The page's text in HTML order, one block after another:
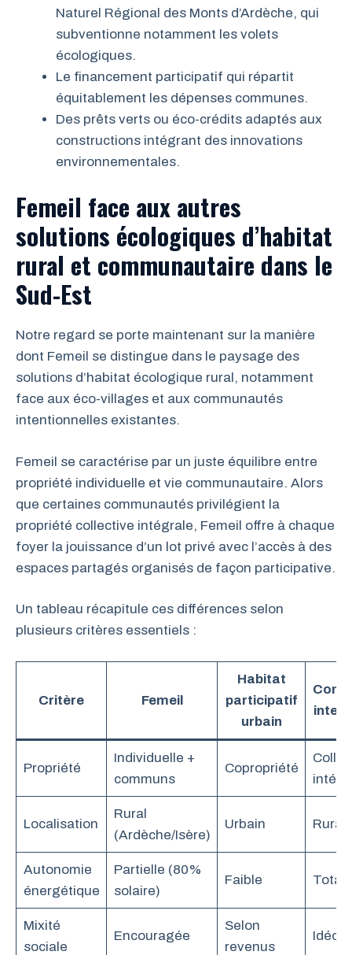
Naturel Régional des Monts d’Ardèche, qui
subventionne notamment les volets
écologiques.
Le financement participatif qui répartit
équitablement les dépenses communes.
Des prêts verts ou éco-crédits adaptés aux
constructions intégrant des innovations
environnementales.
Femeil face aux autres
solutions écologiques d’habitat
rural et communautaire dans le
Sud-Est
Notre regard se porte maintenant sur la manière
dont Femeil se distingue dans le paysage des
solutions d’habitat écologique rural, notamment
face aux éco-villages et aux communautés
intentionnelles existantes.
Femeil se caractérise par un juste équilibre entre
propriété individuelle et vie communautaire. Alors
que certaines communautés privilégient la
propriété collective intégrale, Femeil offre à chaque
foyer la jouissance d’un lot privé avec l’accès à des
espaces partagés organisés de façon participative.
Un tableau récapitule ces différences selon
plusieurs critères essentiels :
Critère Femeil
Habitat
participatif
urbain
Propriété
Individuelle +
communs
Copropriété
Localisation
Rural
(Ardèche/Isère)
Urbain Rural
Autonomie
énergétique
Partielle (80%
solaire)
Faible Totale
Mixité
sociale
Encouragée
Selon
revenus